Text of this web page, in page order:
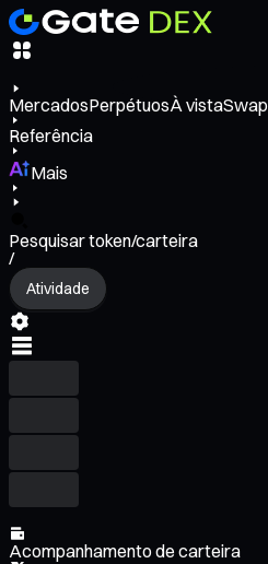
MercadosPerpétuosÀ vistaSwap
Referência
Mais
Pesquisar token/carteira
/
Atividade
Acompanhamento de carteira